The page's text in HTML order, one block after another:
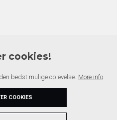
cookies!
bedst mulige oplevelse. More info
COOKIES